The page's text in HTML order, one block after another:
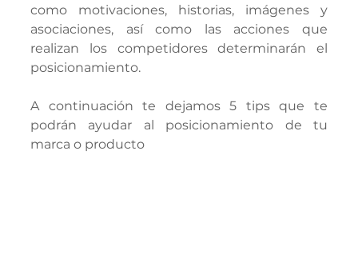
como motivaciones, historias, imágenes y
asociaciones, así como las acciones que
realizan los competidores determinarán el
posicionamiento.
A continuación te dejamos 5 tips que te
podrán ayudar al posicionamiento de tu
marca o producto